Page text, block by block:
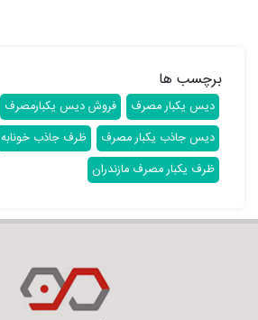
برچسب ها
دیس یکبار مصرف
فروش دیس یکبارمصرف
دیس جاذب یکبار مصرف
ظرف جاذب خونابه
ظرف یکبار مصرف مازندران